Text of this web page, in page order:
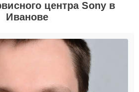
центра Sony в
Иванове